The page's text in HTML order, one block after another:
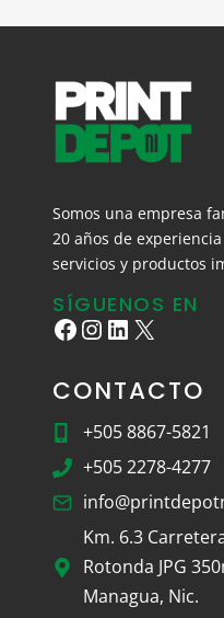
Somos una empresa
20 años de
servicios y productos
SÍGUENOS EN
Facebook
Instagram
LinkedIn
X
CONTACTO
+505 8867-5821
+505 2278-4277
Km. 6.3
Rotonda JPG
Managua, Nic.